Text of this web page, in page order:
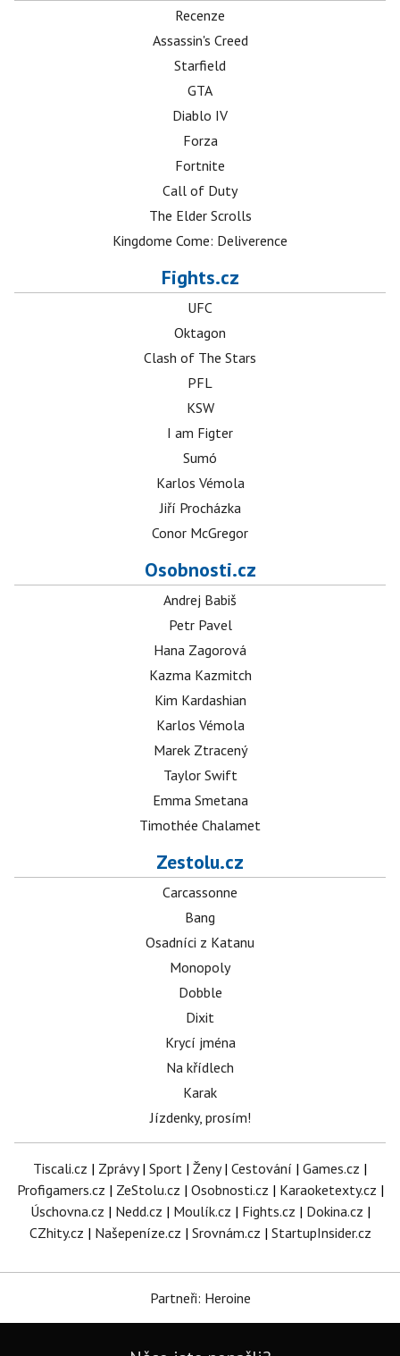
Recenze
Assassin's Creed
Starfield
GTA
Diablo IV
Forza
Fortnite
Call of Duty
The Elder Scrolls
Kingdome Come: Deliverence
Fights.cz
UFC
Oktagon
Clash of The Stars
PFL
KSW
I am Figter
Sumó
Karlos Vémola
Jiří Procházka
Conor McGregor
Osobnosti.cz
Andrej Babiš
Petr Pavel
Hana Zagorová
Kazma Kazmitch
Kim Kardashian
Karlos Vémola
Marek Ztracený
Taylor Swift
Emma Smetana
Timothée Chalamet
Zestolu.cz
Carcassonne
Bang
Osadníci z Katanu
Monopoly
Dobble
Dixit
Krycí jména
Na křídlech
Karak
Jízdenky, prosím!
Tiscali.cz | Zprávy| Sport | Ženy| Cestování | Games.cz |
Profigamers.cz | ZeStolu.cz | Osobnosti.cz | Karaoketexty.cz |
Úschovna.cz | Nedd.cz | Moulík.cz | Fights.cz | Dokina.cz |
CZhity.cz | Našepeníze.cz | Srovnám.cz | StartupInsider.cz
Partneři: Heroine